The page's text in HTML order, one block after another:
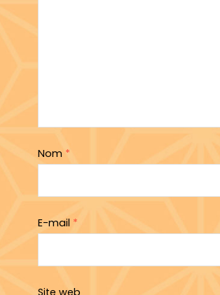
Nom *
E-mail *
Site web